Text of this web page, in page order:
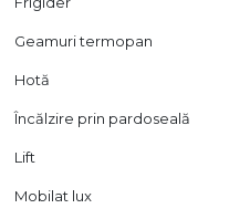
Geamuri termopan
Hotă
Încălzire prin pardoseală
Lift
Mobilat lux